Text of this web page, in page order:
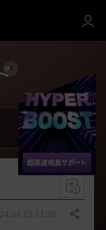
共有する